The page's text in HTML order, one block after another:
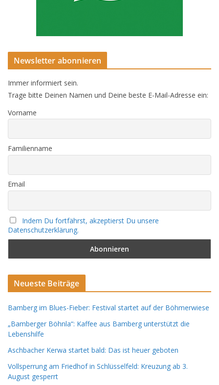
Newsletter abonnieren
Immer informiert sein.
Trage bitte Deinen Namen und Deine beste E-Mail-Adresse ein:
Vorname
Familienname
Email
Indem Du fortfährst, akzeptierst Du unsere
Datenschutzerklärung.
Neueste Beiträge
Bamberg im Blues-Fieber: Festival startet auf der Böhmerwiese
„Bamberger Böhnla“: Kaffee aus Bamberg unterstützt die
Lebenshilfe
Aschbacher Kerwa startet bald: Das ist heuer geboten
Vollsperrung am Friedhof in Schlüsselfeld: Kreuzung ab 3.
August gesperrt